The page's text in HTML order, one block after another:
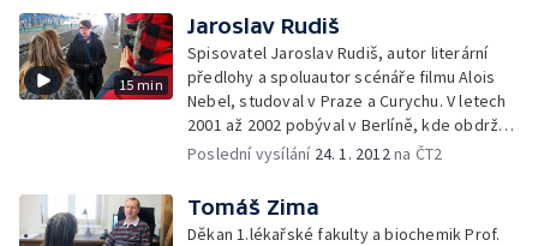
15 min
Jaroslav Rudiš
Spisovatel Jaroslav Rudiš, autor literární
předlohy a spoluautor scénáře filmu Alois
Nebel, studoval v Praze a Curychu. V letech
2001 až 2002 pobýval v Berlíně, kde obdržel
novinářské stipendium na Svobodné
Poslední vysílání 24. 1. 2012na ČT2
Tomáš Zima
Děkan 1.lékařské fakulty a biochemik Prof.